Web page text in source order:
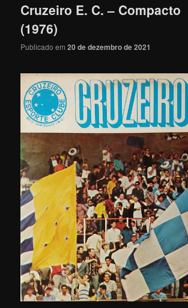
Cruzeiro E. C. – Compacto
(1976)
Publicado em20 de dezembro de 2021